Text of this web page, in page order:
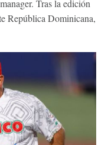
Tras la edición
República Dominicana,